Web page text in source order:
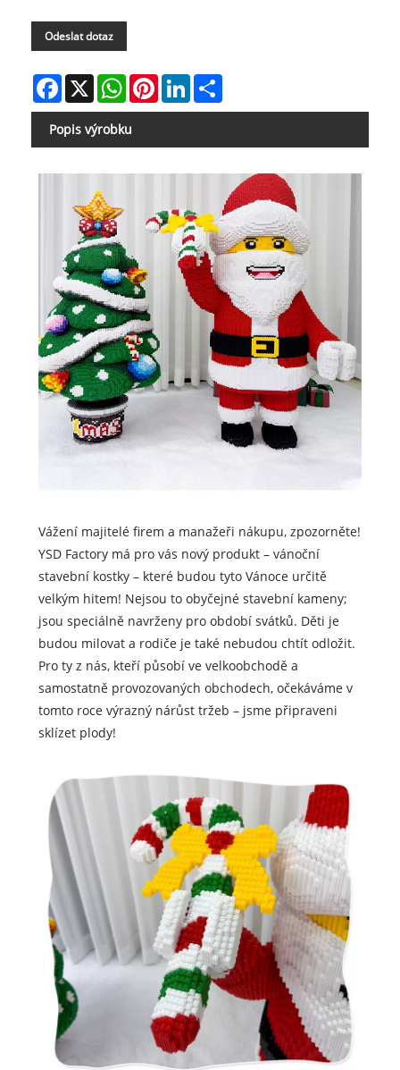
Odeslat dotaz
Facebook
X WhatsAppPinterestLinkedIn
Popis výrobku
Vážení majitelé firem a manažeři nákupu, zpozorněte!
YSD Factory má pro vás nový produkt – vánoční
stavební kostky – které budou tyto Vánoce určitě
velkým hitem! Nejsou to obyčejné stavební kameny;
jsou speciálně navrženy pro období svátků. Děti je
budou milovat a rodiče je také nebudou chtít odložit.
Pro ty z nás, kteří působí ve velkoobchodě a
samostatně provozovaných obchodech, očekáváme v
tomto roce výrazný nárůst tržeb – jsme připraveni
sklízet plody!